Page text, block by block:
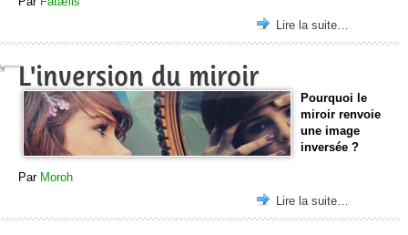
Lire la suite…
L'inversion du miroir
Pourquoi le
miroir renvoie
une image
inversée ?
Par Moroh
Lire la suite…